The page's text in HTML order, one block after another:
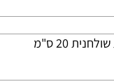
20 ס"מ